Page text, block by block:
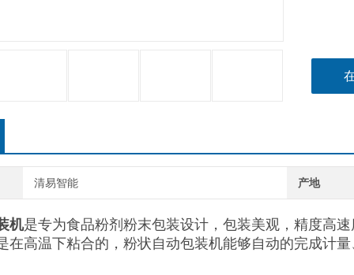
清易智能 产地
机是专为食品粉剂粉末包装设计，包装美观，精度高
在高温下粘合的，粉状自动包装机能够自动的完成计